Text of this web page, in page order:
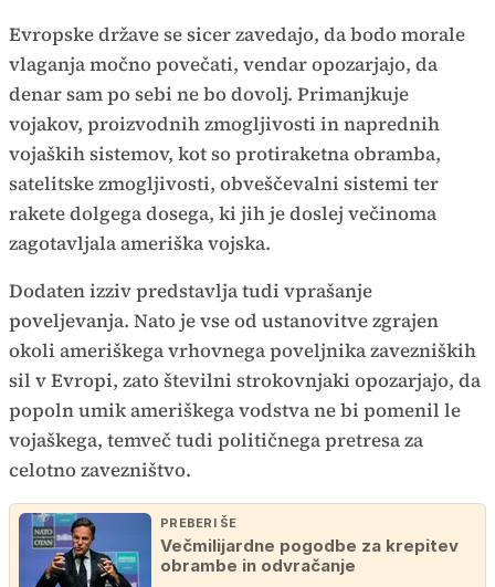
Evropske države se sicer zavedajo, da bodo morale
vlaganja močno povečati, vendar opozarjajo, da
denar sam po sebi ne bo dovolj. Primanjkuje
vojakov, proizvodnih zmogljivosti in naprednih
vojaških sistemov, kot so protiraketna obramba,
satelitske zmogljivosti, obveščevalni sistemi ter
rakete dolgega dosega, ki jih je doslej večinoma
zagotavljala ameriška vojska.
Dodaten izziv predstavlja tudi vprašanje
poveljevanja. Nato je vse od ustanovitve zgrajen
okoli ameriškega vrhovnega poveljnika zavezniških
sil v Evropi, zato številni strokovnjaki opozarjajo, da
popoln umik ameriškega vodstva ne bi pomenil le
vojaškega, temveč tudi političnega pretresa za
celotno zavezništvo.
PREBERI ŠE
Večmilijardne pogodbe za krepitev
obrambe in odvračanje